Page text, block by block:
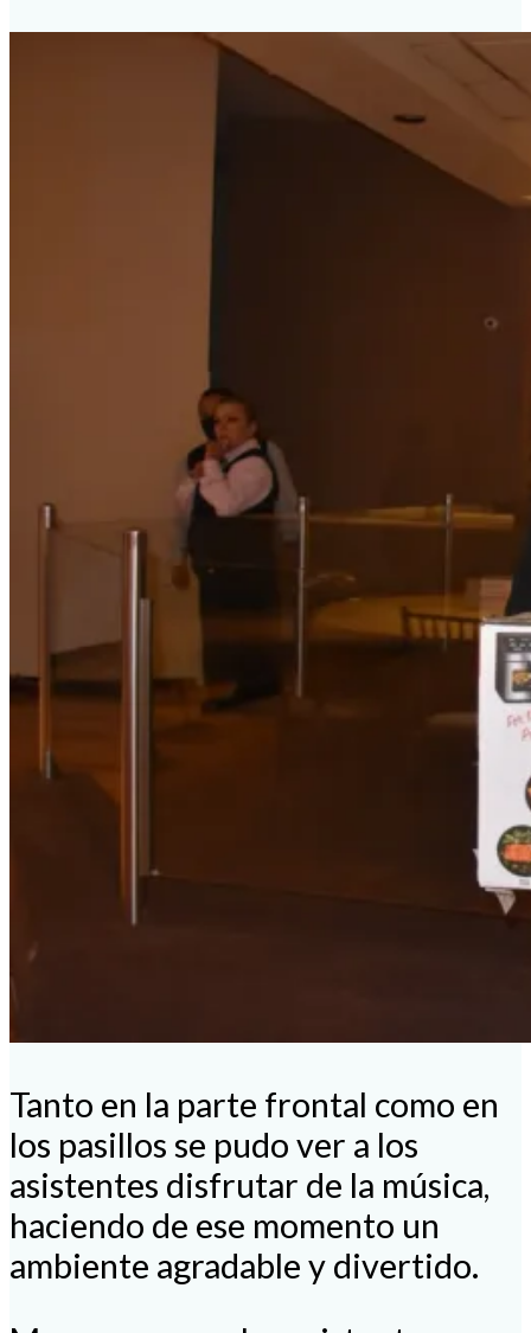
Tanto en la parte frontal como en
los pasillos se pudo ver a los
asistentes disfrutar de la música,
haciendo de ese momento un
ambiente agradable y divertido.